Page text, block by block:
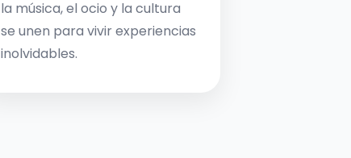
la música, el ocio y la cultura
se unen para vivir experiencias
inolvidables.